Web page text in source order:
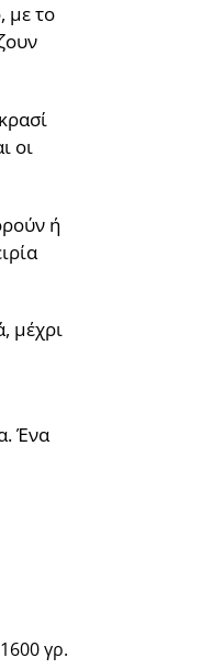
με το
οι
ή
μέχρι
Ένα
1600 γρ.